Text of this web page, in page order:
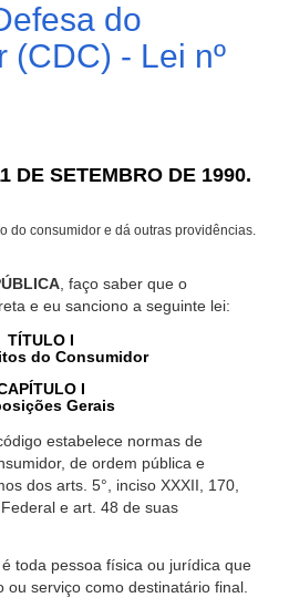
do
(CDC) - Lei nº
DE SETEMBRO DE 1990.
do consumidor e dá outras providências.
, faço saber que o
e eu sanciono a seguinte lei:
TÍTULO I
do Consumidor
I
Gerais
estabelece normas de
de ordem pública e
dos arts. 5°, inciso XXXII, 170,
e art. 48 de suas
toda pessoa física ou jurídica que
ou serviço como destinatário final.